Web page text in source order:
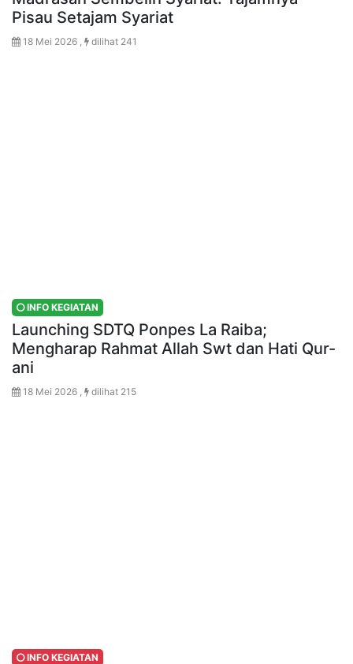
Pisau Setajam Syariat
18 Mei 2026 , dilihat 241
INFO KEGIATAN
Launching SDTQ Ponpes La Raiba;
Mengharap Rahmat Allah Swt dan Hati Qur-
ani
18 Mei 2026 , dilihat 215
INFO KEGIATAN